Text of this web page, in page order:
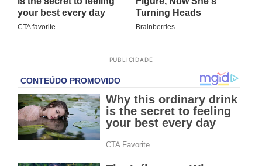
PUBLICIDADE